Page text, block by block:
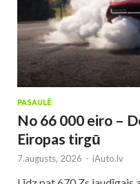
PASAULĒ
No 66 000 eiro –
Eiropas tirgū
7.augusts, 2026 - iAuto.lv